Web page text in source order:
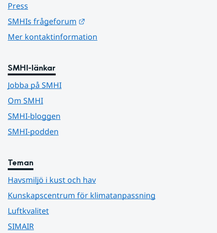
Press
SMHIs frågeforum
Mer kontaktinformation
SMHI-länkar
Jobba på SMHI
Om SMHI
SMHI-bloggen
SMHI-podden
Teman
Havsmiljö i kust och hav
Kunskapscentrum för klimatanpassning
Luftkvalitet
SIMAIR